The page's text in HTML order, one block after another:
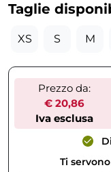
Taglie
XS S M
Prezzo da:
€ 20,86
Iva esclusa
Ti